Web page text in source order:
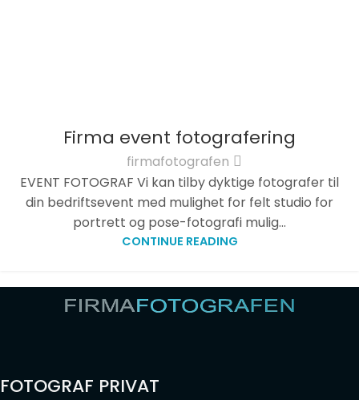
Firma event fotografering
firmafotografen
EVENT FOTOGRAF Vi kan tilby dyktige fotografer til
din bedriftsevent med mulighet for felt studio for
portrett og pose-fotografi mulig...
CONTINUE READING
FOTOGRAF PRIVAT